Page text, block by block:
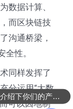
数据计算、
而区块链技
沟通桥梁，
全性。
同样发挥了
分运用“大数
可以因地制
可以介绍下你们的产品么